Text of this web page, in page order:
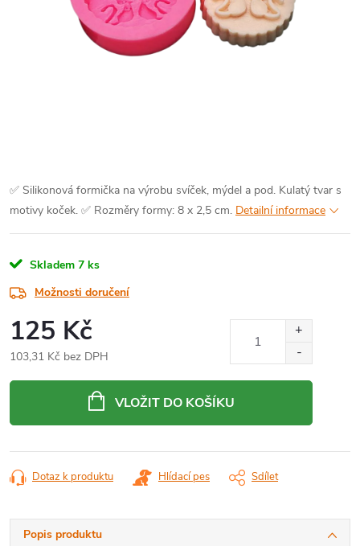
✅ Silikonová formička na výrobu svíček, mýdel a pod. Kulatý tvar s
motivy koček. ✅ Rozměry formy: 8 x 2,5 cm. Detailní informace
Skladem 7 ks
Možnosti doručení
125 Kč
103,31 Kč bez DPH
VLOŽIT DO KOŠÍKU
Dotaz k produktu Hlídací pes Sdílet
Popis produktu